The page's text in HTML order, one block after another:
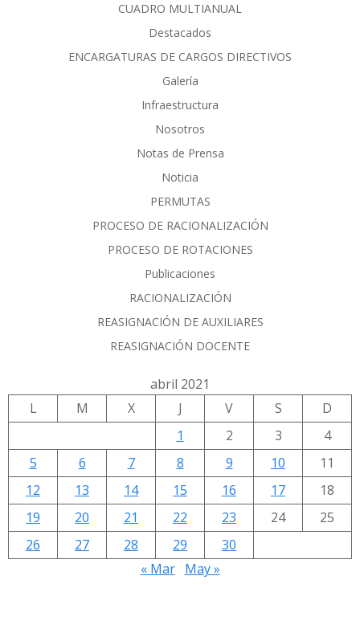
CUADRO MULTIANUAL
Destacados
ENCARGATURAS DE CARGOS DIRECTIVOS
Galería
Infraestructura
Nosotros
Notas de Prensa
Noticia
PERMUTAS
PROCESO DE RACIONALIZACIÓN
PROCESO DE ROTACIONES
Publicaciones
RACIONALIZACIÓN
REASIGNACIÓN DE AUXILIARES
REASIGNACIÓN DOCENTE
abril 2021
L
M X J V S
D
1
2 3
4
5
6 7 8 9 10
11
12
13 14 15 16 17
18
19
20 21 22 23 24
25
26
27 28 29
30
« Mar
May »